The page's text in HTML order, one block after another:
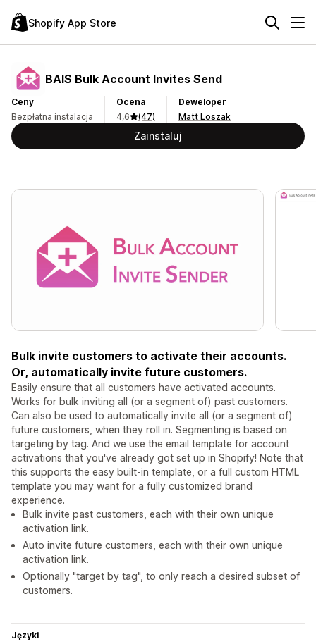
Shopify App Store
BAIS Bulk Account Invites Send
Ceny
Bezpłatna instalacja
Ocena
4,6
(47)
Deweloper
Matt Loszak
Zainstaluj
Bulk invite customers to activate their accounts.
Or, automatically invite future customers.
Easily ensure that all customers have activated accounts.
Works for bulk inviting all (or a segment of) past customers.
Can also be used to automatically invite all (or a segment of)
future customers, when they roll in. Segmenting is based on
targeting by tag. And we use the email template for account
activations that you've already got set up in Shopify! Note that
this supports the easy built-in template, or a full custom HTML
template you may want for a fully customized brand
experience.
Bulk invite past customers, each with their own unique
activation link.
Auto invite future customers, each with their own unique
activation link.
Optionally "target by tag", to only reach a desired subset of
customers.
Języki